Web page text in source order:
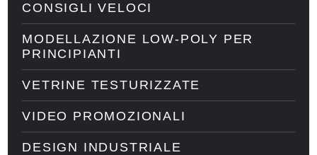
CONSIGLI VELOCI
MODELLAZIONE LOW-POLY PER
PRINCIPIANTI
VETRINE TESTURIZZATE
VIDEO PROMOZIONALI
DESIGN INDUSTRIALE